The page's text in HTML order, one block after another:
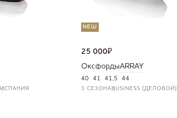
ИСПАНИЯ
NEW
25 000₽
ОксфордыARRAY
40 41 41,5 44
3 СЕЗОНАBUSINESS (ДЕЛОВОЙ)